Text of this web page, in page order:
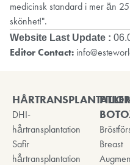
medicinsk standard i mer än
skönhet!".
Website Last Update :
Editor Contact:
DHI-
hårtransplantation
Safir
hårtransplantation
Breast